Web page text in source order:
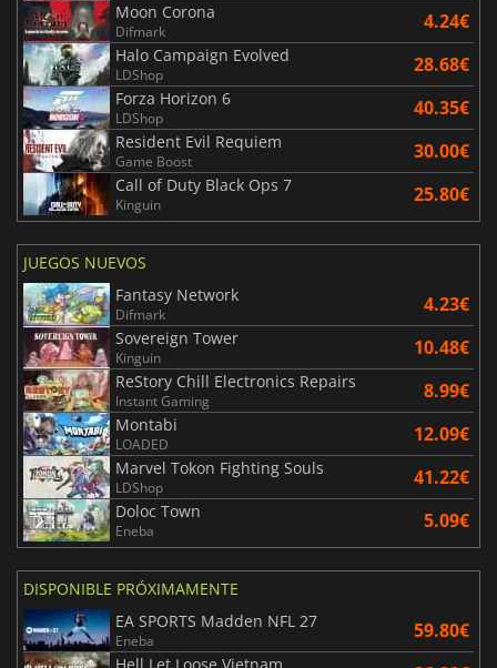
Moon Corona
Difmark 4.24€
Halo Campaign Evolved
LDShop 28.68€
Forza Horizon 6
LDShop 40.35€
Resident Evil Requiem
Game Boost 30.00€
Call of Duty Black Ops 7
Kinguin 25.80€
JUEGOS NUEVOS
Fantasy Network
Difmark 4.23€
Sovereign Tower
Kinguin 10.48€
ReStory Chill Electronics Repairs
Instant Gaming 8.99€
Montabi
LOADED 12.09€
Marvel Tokon Fighting Souls
LDShop 41.22€
Doloc Town
Eneba 5.09€
DISPONIBLE PRÓXIMAMENTE
EA SPORTS Madden NFL 27
Eneba 59.80€